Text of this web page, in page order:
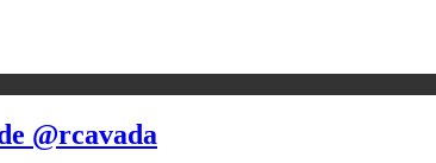
@rcavada